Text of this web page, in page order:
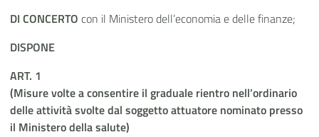
DI CONCERTO con il Ministero dell’economia e delle finanze;
DISPONE
ART. 1
(Misure volte a consentire il graduale rientro nell’ordinario
delle attività svolte dal soggetto attuatore nominato presso
il Ministero della salute)